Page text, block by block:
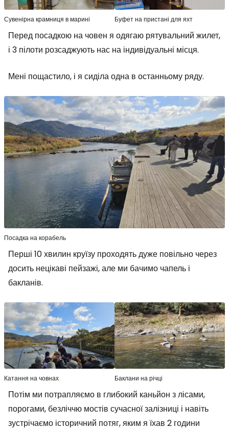
Сувенірна крамниця в марині Буфет на пристані для яхт
Перед посадкою на човен я одягаю рятувальний жилет,
і 3 пілоти розсаджують нас на індивідуальні місця.
Мені пощастило, і я сиділа одна в останньому ряду.
Посадка на корабель
Перші 10 хвилин круїзу проходять дуже повільно через
досить нецікаві пейзажі, але ми бачимо чапель і
бакланів.
Катання на човнах Баклани на річці
Потім ми потрапляємо в глибокий каньйон з лісами,
порогами, безліччю мостів сучасної залізниці і навіть
зустрічаємо історичний потяг, яким я їхав 2 години